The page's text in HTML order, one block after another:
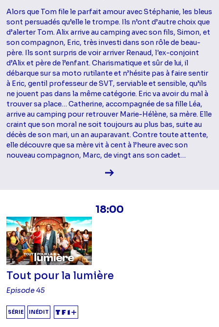
Alors que Tom file le parfait amour avec Stéphanie, les bleus
sont persuadés qu’elle le trompe. Ils n’ont d’autre choix que
d’alerter Tom. Alix arrive au camping avec son fils, Simon, et
son compagnon, Eric, très investi dans son rôle de beau-
père. Ils sont surpris de voir arriver Renaud, l'ex-conjoint
d’Alix et père de l’enfant. Charismatique et sûr de lui, il
débarque sur sa moto rutilante et n’hésite pas à faire sentir
à Eric, gentil professeur de SVT, serviable et sensible, qu’ils
ne jouent pas dans la même catégorie. Eric va avoir du mal à
trouver sa place… Catherine, accompagnée de sa fille Léa,
arrive au camping pour retrouver Marie-Hélène, sa mère. Elle
craint que son moral ne soit toujours au plus bas, suite au
décès de son mari, un an auparavant. Contre toute attente,
elle découvre que sa mère vit à cent à l’heure avec son
nouveau compagnon, Marc, de vingt ans son cadet…
Voir la fiche diffusion
18:00
Tout pour la lumière
Episode 45
SÉRIE INÉDIT